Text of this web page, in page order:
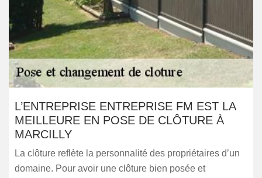
L’ENTREPRISE ENTREPRISE FM EST LA
MEILLEURE EN POSE DE CLÔTURE À
MARCILLY
La clôture reflète la personnalité des propriétaires d’un
domaine. Pour avoir une clôture bien posée et